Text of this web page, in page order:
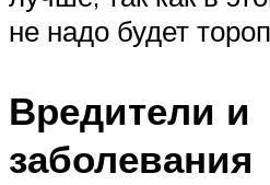
не надо будет
Вредители и
заболевания